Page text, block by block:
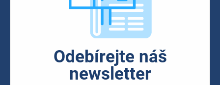
Odebírejte náš
newsletter